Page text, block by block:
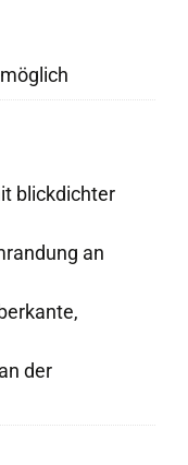
blickdichter
an
der